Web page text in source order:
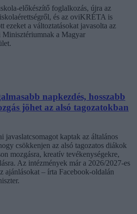
előkészítő foglalkozás, újra az
és az oviKRÉTA is
ezeket a változtatásokat javasolta az
Minisztériumnak a Magyar
napkezdés, hosszabb
jöhet az alsó tagozatokban
javaslatcsomagot kaptak az általános
csökkenjen az alsó tagozatos diákok
mozgásra, kreatív tevékenységekre,
Az intézmények már a 2026/2027-es
ajánlásokat – írta Facebook-oldalán